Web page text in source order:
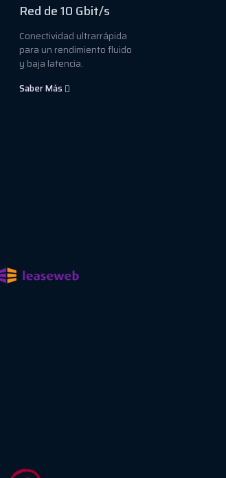
Red de 10 Gbit/s
Conectividad ultrarrápida
para un rendimiento fluido
y baja latencia.
Saber Más